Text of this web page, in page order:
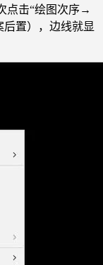
点击“绘图次序→
后置），边线就显